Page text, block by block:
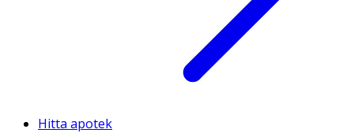
Hitta apotek